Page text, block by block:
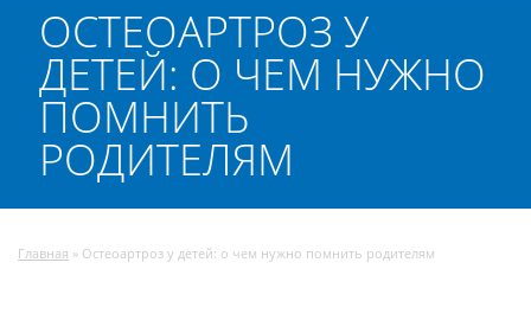
ОСТЕОАРТРОЗ У
ДЕТЕЙ: О ЧЕМ НУЖНО
ПОМНИТЬ
РОДИТЕЛЯМ
Главная » Остеоартроз у детей: о чем нужно помнить родителям